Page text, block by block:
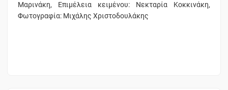
Μαρινάκη, Επιμέλεια κειμένου: Νεκταρία Κοκκινάκη,
Φωτογραφία: Μιχάλης Χριστοδουλάκης